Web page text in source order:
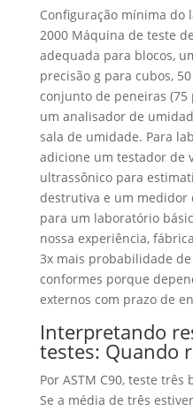
Configuração mínima do
2000 Máquina de teste
adequada para blocos,
precisão g para cubos,
conjunto de peneiras
um analisador de
sala de umidade. Para
adicione um testador de
ultrassônico para
destrutiva e um medidor
para um laboratório
nossa experiência,
3x mais probabilidade
conformes porque
externos com prazo de
Interpretando
testes: Quando
Por ASTM C90, teste
Se a média de três